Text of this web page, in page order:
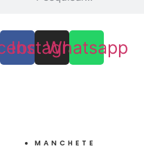
Instagram
Whatsapp
MANCHETE